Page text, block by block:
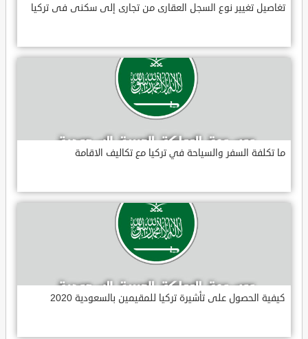
تغاصيل تغيير نوع السجل العقارى من تجارى إلى سكنى فى تركيا
ما تكلفة السفر والسياحة في تركيا مع تكاليف الاقامة
كيفية الحصول على تأشيرة تركيا للمقيمين بالسعودية 2020